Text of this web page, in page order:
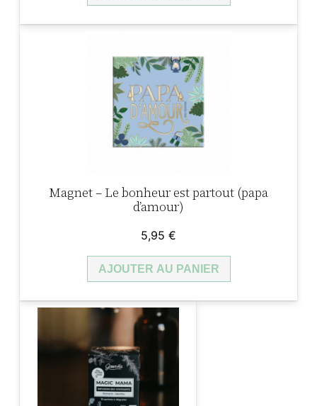
Magnet – Le bonheur est partout (papa
d’amour)
5,95 €
AJOUTER AU PANIER